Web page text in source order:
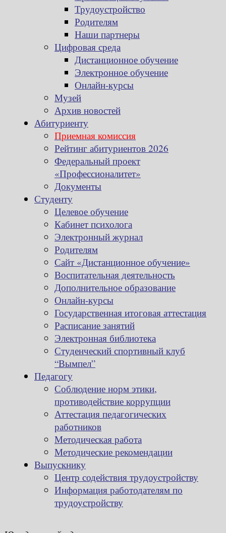
Трудоустройство
Родителям
Наши партнеры
Цифровая среда
Дистанционное обучение
Электронное обучение
Онлайн-курсы
Музей
Архив новостей
Абитуриенту
Приемная комиссия
Рейтинг абитуриентов 2026
Федеральный проект
«Профессионалитет»
Документы
Студенту
Целевое обучение
Кабинет психолога
Электронный журнал
Родителям
Сайт «Дистанционное обучение»
Воспитательная деятельность
Дополнительное образование
Онлайн-курсы
Государственная итоговая аттестация
Расписание занятий
Электронная библиотека
Студенческий спортивный клуб
“Вымпел”
Педагогу
Соблюдение норм этики,
противодействие коррупции
Аттестация педагогических
работников
Методическая работа
Методические рекомендации
Выпускнику
Центр содействия трудоустройству
Информация работодателям по
трудоустройству